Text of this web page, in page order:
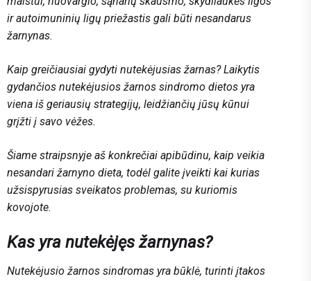
ir autoimuninių ligų priežastis gali būti nesandarus
žarnynas.
Kaip greičiausiai gydyti nutekėjusias žarnas? Laikytis
gydančios nutekėjusios žarnos sindromo dietos yra
viena iš geriausių strategijų, leidžiančių jūsų kūnui
grįžti į savo vėžes.
Šiame straipsnyje aš konkrečiai apibūdinu, kaip veikia
nesandari žarnyno dieta, todėl galite įveikti kai kurias
užsispyrusias sveikatos problemas, su kuriomis
kovojote.
Kas yra nutekėjęs žarnynas?
Nutekėjusio žarnos sindromas yra būklė, turinti įtakos